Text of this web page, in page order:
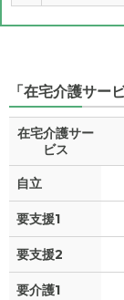
「在宅介護サー
在宅介護サー
ビス
自立
要支援1
要支援2
要介護1